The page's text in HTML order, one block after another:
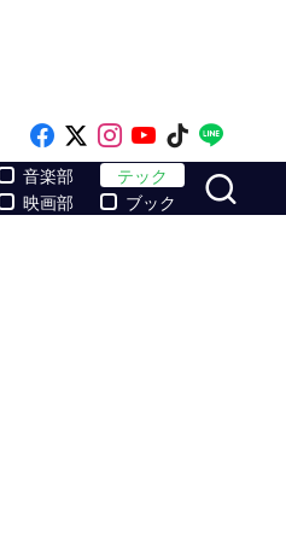
Like on Facebook
Follow on x
Follow on
Follow on
Follow
音楽部
映画部
テック
ブック